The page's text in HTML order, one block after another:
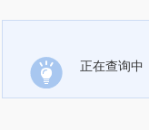
正在查询中